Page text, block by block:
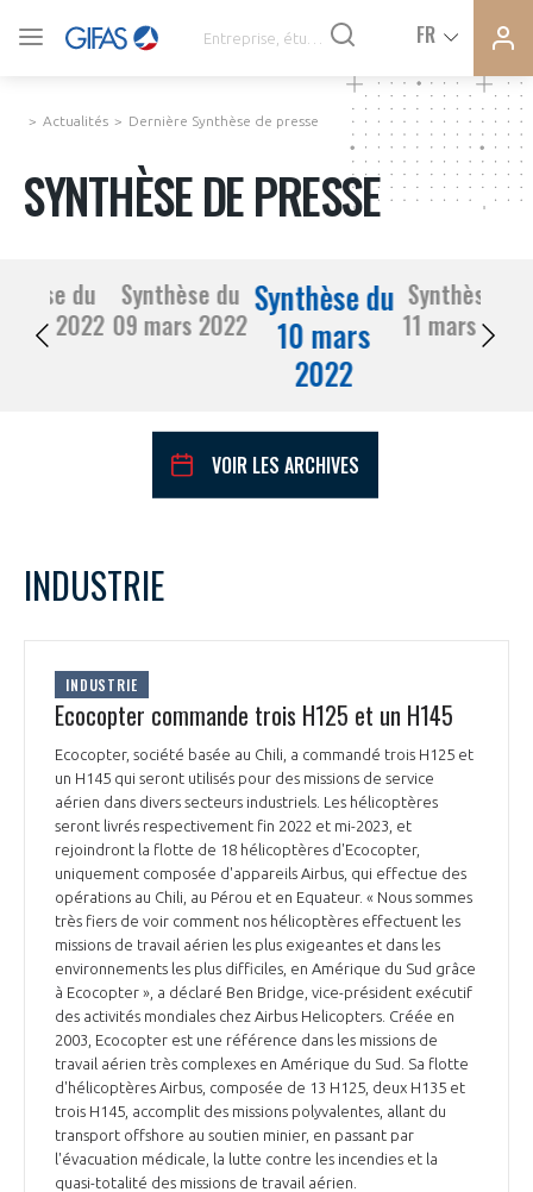
FR
SYNTHÈSE DE PRESSE
COMMUNIQUÉS DE PRESSE
PRÉSENTATION
NOTRE VISION
NOS MISSIONS
NOTRE HISTOIRE
ORGANISATION
LE CONSEIL DU GIFAS
L’ÉQUIPE DU GIFAS
NOS RÉSEAUX À L'INTERNATIONAL
FONCTIONNEMENT
GEADS
COMITÉ AERO PME
STARTAIR
COMMISSIONS ET COMITÉS
ACCOMPAGNEMENT DE NOS ADHÉRENTS
LES PROGRAMMES DU GIFAS
UN ÉCOSYSTÈME INTÉGRÉ ET COHÉRENT
POURQUOI DEVENIR MEMBRE ?
LA MÉDIATION
LA MÉDIATION DANS LA FILIÈRE AÉRONAUTIQUE ET SPATIALE
LE MÉDIATEUR DE LA FILIÈRE AÉRONAUTIQUE ET SPATIALE
MÉDIATION ET CHARTE D’ENGAGEMENT SUR LES RELATIONS ENTRE
LE SALON DU BOURGET
L'OBSERVATOIRE
Actualités Dernière Synthèse de presse
SYNTHÈSE DE PRESSE
du
08 mars 2022
Synthèse du
09 mars 2022
Synthèse du
10 mars
2022
Synthèse du
11 mars 2022
VOIR LES ARCHIVES
L
1 2 3 4 5
6
17 19
28
29 30 31
INDUSTRIE
INDUSTRIE
Ecocopter commande trois H125 et un H145
Ecocopter, société basée au Chili, a commandé trois H125 et
un H145 qui seront utilisés pour des missions de service
aérien dans divers secteurs industriels. Les hélicoptères
seront livrés respectivement fin 2022 et mi-2023, et
rejoindront la flotte de 18 hélicoptères d'Ecocopter,
uniquement composée d'appareils Airbus, qui effectue des
opérations au Chili, au Pérou et en Equateur. « Nous sommes
très fiers de voir comment nos hélicoptères effectuent les
missions de travail aérien les plus exigeantes et dans les
environnements les plus difficiles, en Amérique du Sud grâce
à Ecocopter », a déclaré Ben Bridge, vice-président exécutif
des activités mondiales chez Airbus Helicopters. Créée en
2003, Ecocopter est une référence dans les missions de
travail aérien très complexes en Amérique du Sud. Sa flotte
d'hélicoptères Airbus, composée de 13 H125, deux H135 et
trois H145, accomplit des missions polyvalentes, allant du
transport offshore au soutien minier, en passant par
l'évacuation médicale, la lutte contre les incendies et la
quasi-totalité des missions de travail aérien.
VOUS ÊTES ADHÉRENTS
PAS ENCORE ADHÉRENT ?
Rejoignez une filière d’excellence et développez
Découvrez les avantages d'adhérer au GIFAS.
Rencontres, salons, données sectorielles,
programmes ...
DEMANDE D’ADHÉSION
DEMANDE D’ADHÉSION
Avez-vous un statut de droit français ?